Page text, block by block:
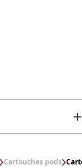
Cartouches pods